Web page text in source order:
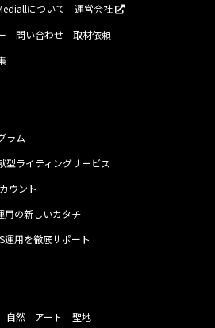
について
運営会社
問い合わせ
取材依頼
ラム
型ライティングサービス
ウント
用の新しいカタチ
運用を徹底サポート
自然 アート 聖地